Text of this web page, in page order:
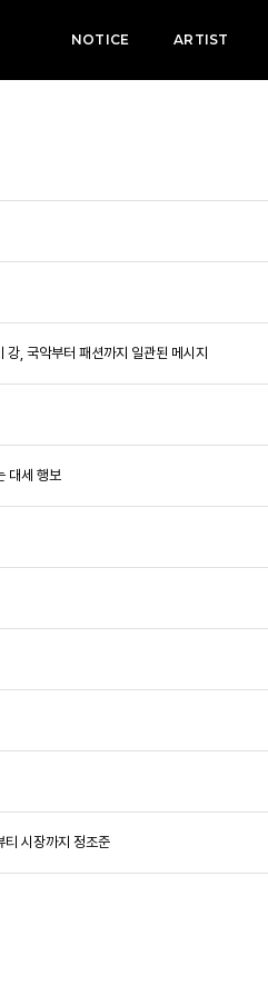
NOTICE ARTIST
, 국악부터 패션까지 일관된 메시지
대세 행보
티 시장까지 정조준